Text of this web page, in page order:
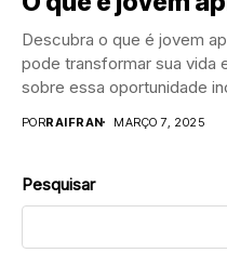
Descubra o que é jovem
pode transformar sua vida
sobre essa oportunidade
PORRAIFRAN MARÇO 7, 2025
Pesquisar